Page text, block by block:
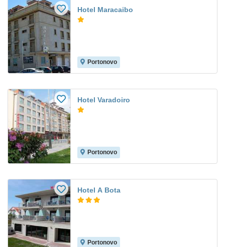
Hotel Maracaibo
Portonovo
Hotel Varadoiro
Portonovo
Hotel A Bota
Portonovo